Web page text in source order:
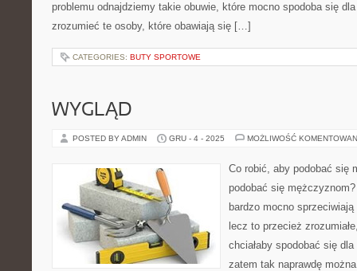
problemu odnajdziemy takie obuwie, które mocno spodoba się
zrozumieć te osoby, które obawiają się […]
CATEGORIES: BUTY SPORTOWE
WYGLĄD
POSTED BY ADMIN GRU - 4 - 2025 MOŻLIWOŚĆ
Co robić, aby podobać się
podobać się
bardzo mocno
lecz to przecież
chciałaby spodobać się
zatem tak naprawdę